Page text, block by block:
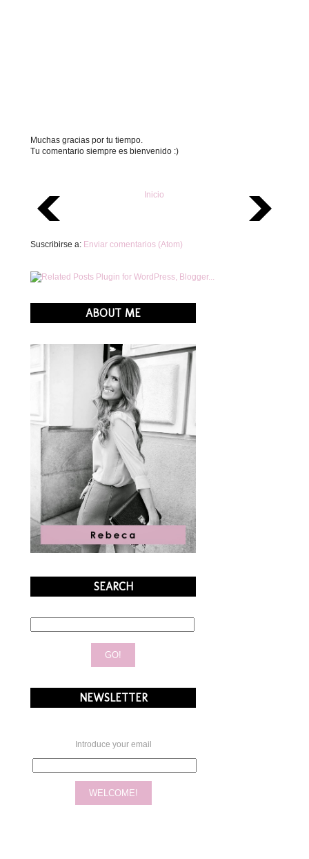
Muchas gracias por tu tiempo.
Tu comentario siempre es bienvenido :)
Inicio
Suscribirse a: Enviar comentarios (Atom)
ABOUT ME
SEARCH
NEWSLETTER
Introduce your email